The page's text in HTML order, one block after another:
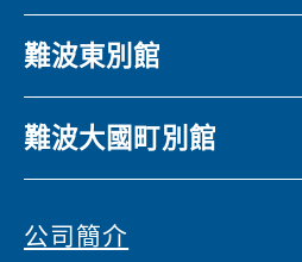
難波東別館
難波大國町別館
公司簡介